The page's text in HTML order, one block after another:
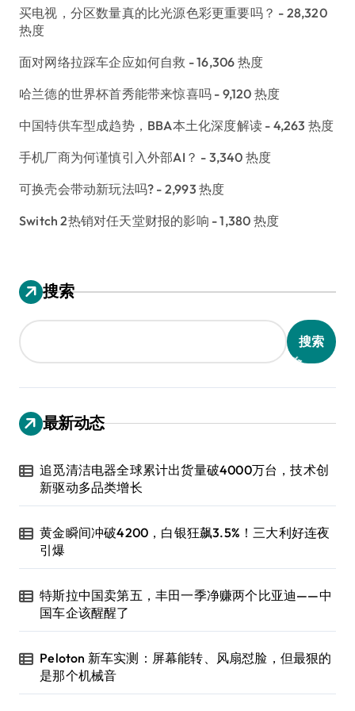
买电视，分区数量真的比光源色彩更重要吗？ - 28,320
热度
面对网络拉踩车企应如何自救 - 16,306 热度
哈兰德的世界杯首秀能带来惊喜吗 - 9,120 热度
中国特供车型成趋势，BBA本土化深度解读 - 4,263 热度
手机厂商为何谨慎引入外部AI？ - 3,340 热度
可换壳会带动新玩法吗? - 2,993 热度
Switch 2热销对任天堂财报的影响 - 1,380 热度
搜索
搜索
最新动态
追觅清洁电器全球累计出货量破4000万台，技术创
新驱动多品类增长
黄金瞬间冲破4200，白银狂飙3.5%！三大利好连夜
引爆
特斯拉中国卖第五，丰田一季净赚两个比亚迪——中
国车企该醒醒了
Peloton 新车实测：屏幕能转、风扇怼脸，但最狠的
是那个机械音